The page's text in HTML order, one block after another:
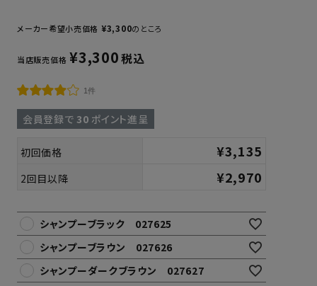
メーカー希望小売価格 ¥3,300のところ
当店販売価格 ¥3,300税込
1件
会員登録で 30 ポイント進呈
初回価格 ¥3,135
2回目以降 ¥2,970
シャンプーブラック 027625
シャンプーブラウン 027626
シャンプーダークブラウン 027627